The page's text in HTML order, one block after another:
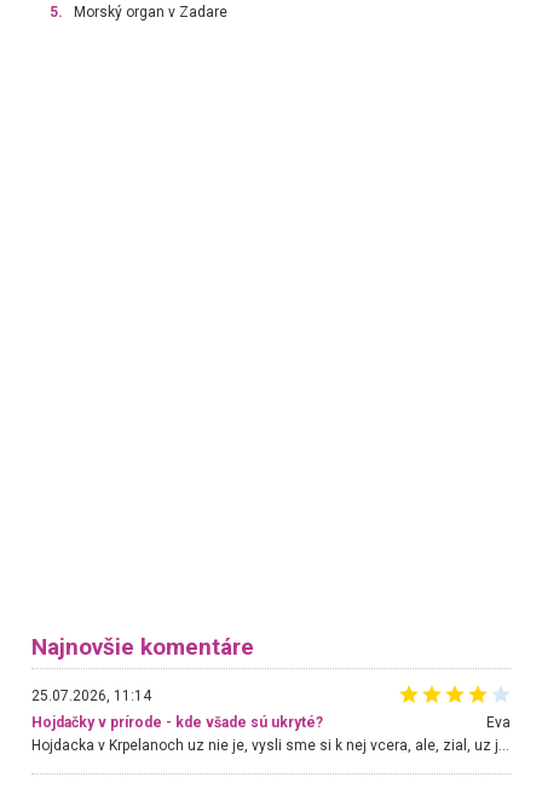
5. Morský organ v Zadare
Najnovšie komentáre
25.07.2026, 11:14
Hojdačky v prírode - kde všade sú ukryté?
Eva